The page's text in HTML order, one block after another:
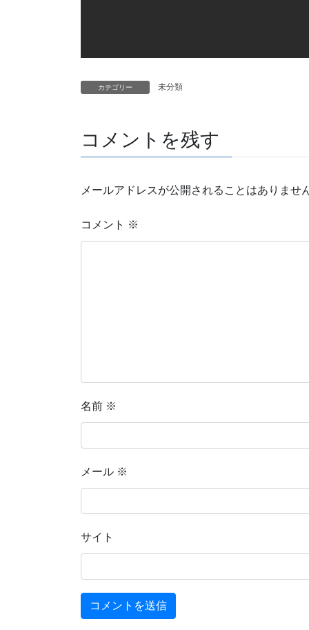
カテゴリー 未分類
コメントを残す
メールアドレスが公開されることはありませ
コメント ※
名前 ※
メール ※
サイト